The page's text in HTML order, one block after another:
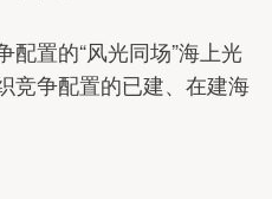
置的“风光同场”海上光
竞争配置的已建、在建海